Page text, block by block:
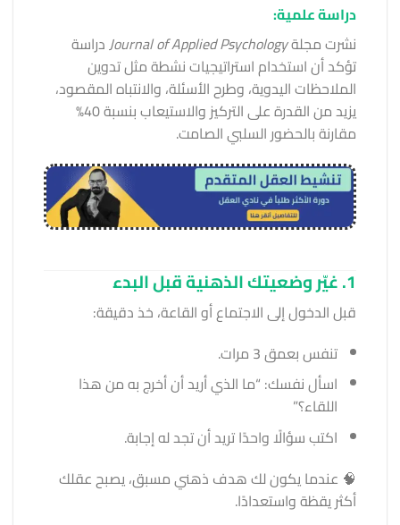
دراسة علمية:
نشرت مجلةJournal of Applied Psychologyدراسة
تؤكد أن استخدام استراتيجيات نشطة مثل تدوين
الملاحظات اليدوية، وطرح الأسئلة، والانتباه المقصود،
يزيد من القدرة على التركيز والاستيعاب بنسبة 40%
مقارنة بالحضور السلبي الصامت.
1. غيّر وضعيتك الذهنية قبل البدء
قبل الدخول إلى الاجتماع أو القاعة، خذ دقيقة:
تنفس بعمق 3 مرات.
اسأل نفسك: “ما الذي أريد أن أخرج به من هذا
اللقاء؟”
اكتب سؤالًا واحدًا تريد أن تجد له إجابة.
🧠 عندما يكون لك هدف ذهني مسبق، يصبح عقلك
أكثر يقظة واستعدادًا.